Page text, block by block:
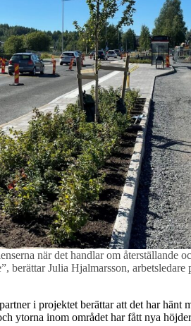
när det handlar om återställande
berättar Julia Hjalmarsson,
i projektet berättar att det har hänt
ytorna inom området har fått nya